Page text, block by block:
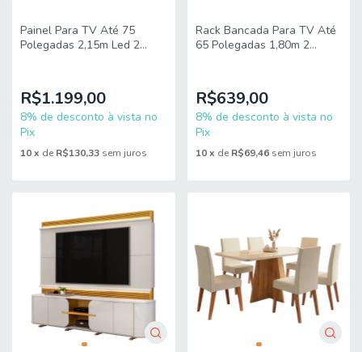
Painel Para TV Até 75
Polegadas 2,15m Led 2
R$1.199,00
8% de desconto à vista no
Pix
10x de R$130,33 sem juros
Rack Bancada Para TV Até
65 Polegadas 1,80m 2
R$639,00
8% de desconto à vista no
Pix
10 x de R$69,46 sem juros